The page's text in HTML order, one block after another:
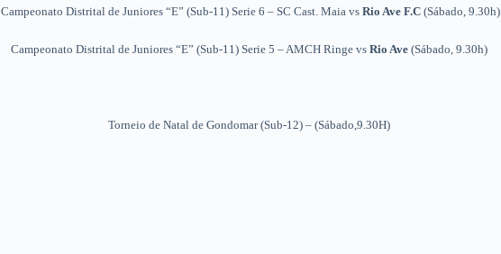
Campeonato Distrital de Juniores “E” (Sub-11) Serie 6 – SC Cast. Maia vs Rio Ave F.C(Sábado, 9.30h)
Campeonato Distrital de Juniores “E” (Sub-11) Serie 5 – AMCH Ringe vs Rio Ave (Sábado, 9.30h)
Torneio de Natal de Gondomar (Sub-12) – (Sábado,9.30H)